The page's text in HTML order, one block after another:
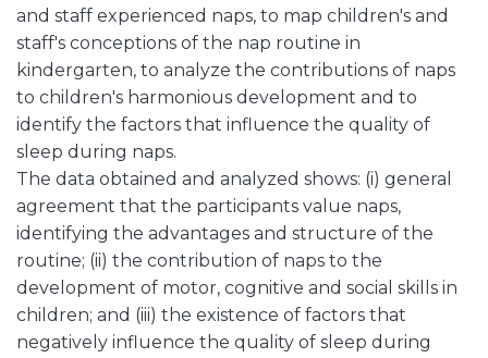
and staff experienced naps, to map children's and
staff's conceptions of the nap routine in
kindergarten, to analyze the contributions of naps
to children's harmonious development and to
identify the factors that influence the quality of
sleep during naps.
The data obtained and analyzed shows: (i) general
agreement that the participants value naps,
identifying the advantages and structure of the
routine; (ii) the contribution of naps to the
development of motor, cognitive and social skills in
children; and (iii) the existence of factors that
negatively influence the quality of sleep during